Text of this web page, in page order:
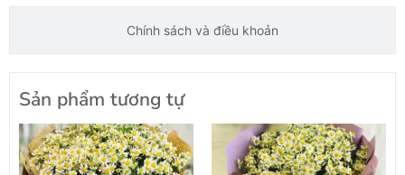
Chính sách và điều khoản
Sản phẩm tương tự